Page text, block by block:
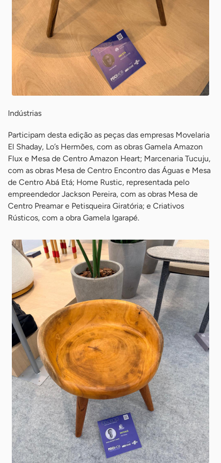
Indústrias
Participam desta edição as peças das empresas Movelaria
El Shaday, Lo’s Hermões, com as obras Gamela Amazon
Flux e Mesa de Centro Amazon Heart; Marcenaria Tucuju,
com as obras Mesa de Centro Encontro das Águas e Mesa
de Centro Abá Etá; Home Rustic, representada pelo
empreendedor Jackson Pereira, com as obras Mesa de
Centro Preamar e Petisqueira Giratória; e Criativos
Rústicos, com a obra Gamela Igarapé.